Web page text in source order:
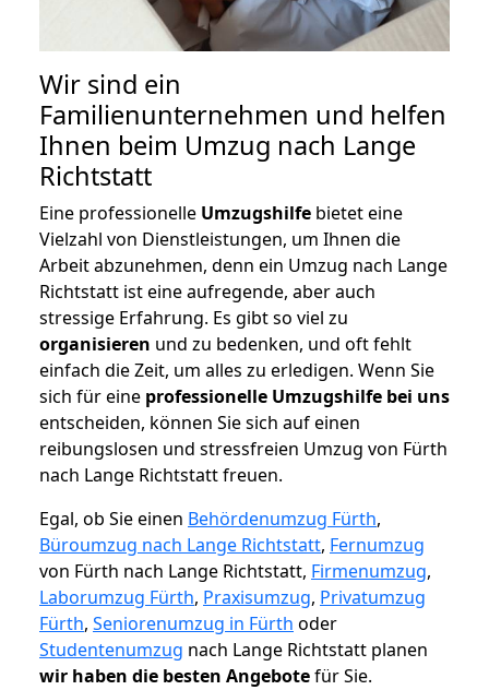
Wir sind ein
Familienunternehmen und helfen
Ihnen beim Umzug nach Lange
Richtstatt
Eine professionelle Umzugshilfe bietet eine
Vielzahl von Dienstleistungen, um Ihnen die
Arbeit abzunehmen, denn ein Umzug nach Lange
Richtstatt ist eine aufregende, aber auch
stressige Erfahrung. Es gibt so viel zu
organisieren und zu bedenken, und oft fehlt
einfach die Zeit, um alles zu erledigen. Wenn Sie
sich für eine professionelle Umzugshilfe bei uns
entscheiden, können Sie sich auf einen
reibungslosen und stressfreien Umzug von Fürth
nach Lange Richtstatt freuen.
Egal, ob Sie einen Behördenumzug Fürth,
Büroumzug nach Lange Richtstatt, Fernumzug
von Fürth nach Lange Richtstatt, Firmenumzug,
Laborumzug Fürth, Praxisumzug, Privatumzug
Fürth, Seniorenumzug in Fürth oder
Studentenumzug nach Lange Richtstatt planen
wir haben die besten Angebotefür Sie.